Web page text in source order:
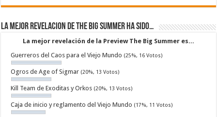
La mejor revelacion de The Big Summer ha sido…
La mejor revelación de la Preview The Big Summer es...
Guerreros del Caos para el Viejo Mundo (25%, 16 Votos)
Ogros de Age of Sigmar (20%, 13 Votos)
Kill Team de Exoditas y Orkos (20%, 13 Votos)
Caja de inicio y reglamento del Viejo Mundo (17%, 11 Votos)